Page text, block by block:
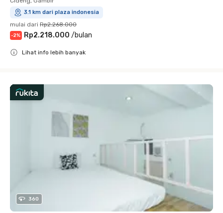
3.1 km dari plaza indonesia
mulai dari Rp2.268.000
-2% Rp2.218.000 /bulan
Lihat info lebih banyak
360